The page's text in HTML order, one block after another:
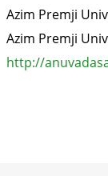
Azim Premji
Azim Premji
http://